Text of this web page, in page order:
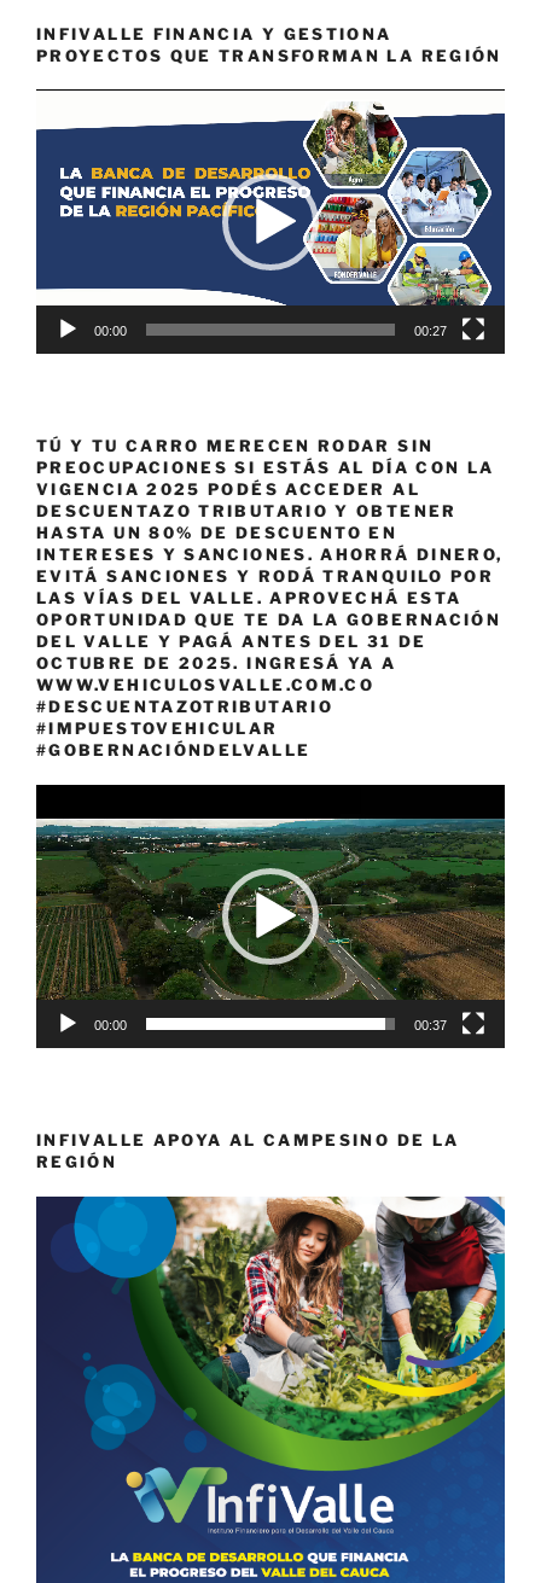
INFIVALLE FINANCIA Y GESTIONA
PROYECTOS QUE TRANSFORMAN LA REGIÓN
de
00:00 00:27
TÚ Y TU CARRO MERECEN RODAR SIN
PREOCUPACIONES SI ESTÁS AL DÍA CON LA
VIGENCIA 2025 PODÉS ACCEDER AL
DESCUENTAZO TRIBUTARIO Y OBTENER
HASTA UN 80% DE DESCUENTO EN
INTERESES Y SANCIONES. AHORRÁ DINERO,
EVITÁ SANCIONES Y RODÁ TRANQUILO POR
LAS VÍAS DEL VALLE. APROVECHÁ ESTA
OPORTUNIDAD QUE TE DA LA GOBERNACIÓN
DEL VALLE Y PAGÁ ANTES DEL 31 DE
OCTUBRE DE 2025. INGRESÁ YA A
WWW.VEHICULOSVALLE.COM.CO
#DESCUENTAZOTRIBUTARIO
#IMPUESTOVEHICULAR
#GOBERNACIÓNDELVALLE
de
vídeo
00:00 00:37
INFIVALLE APOYA AL CAMPESINO DE LA
REGIÓN